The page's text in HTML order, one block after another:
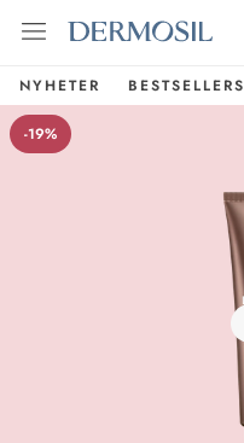
NYHETER BESTSELLERS
-19%